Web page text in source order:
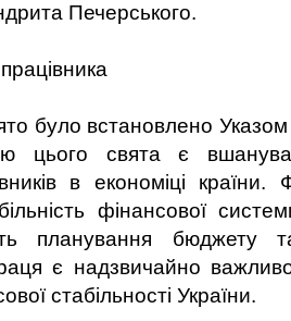
Печерського.
було встановлено
цього свята є
в економіці країни.
фінансової
планування бюджету
є надзвичайно
стабільності України.